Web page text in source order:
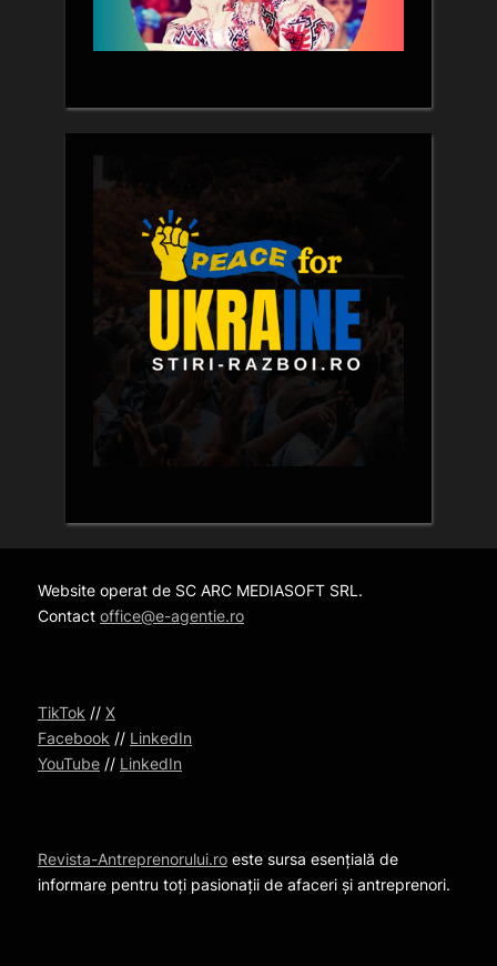
Website operat de SC ARC MEDIASOFT SRL.
Contact office@e-agentie.ro
TikTok // X
Facebook // LinkedIn
YouTube // LinkedIn
Revista-Antreprenorului.ro este sursa esențială de
informare pentru toți pasionații de afaceri și antreprenori.